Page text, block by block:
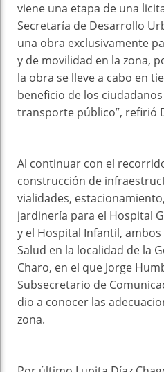
viene una etapa de una
Secretaría de Desarrollo
una obra exclusivamente
y de movilidad en la zona,
la obra se lleve a cabo en
beneficio de los
transporte público”, refirió
Al continuar con el
construcción de
vialidades,
jardinería para el Hospital
y el Hospital Infantil,
Salud en la localidad de la
Charo, en el que Jorge
Subsecretario de
dio a conocer las
zona.